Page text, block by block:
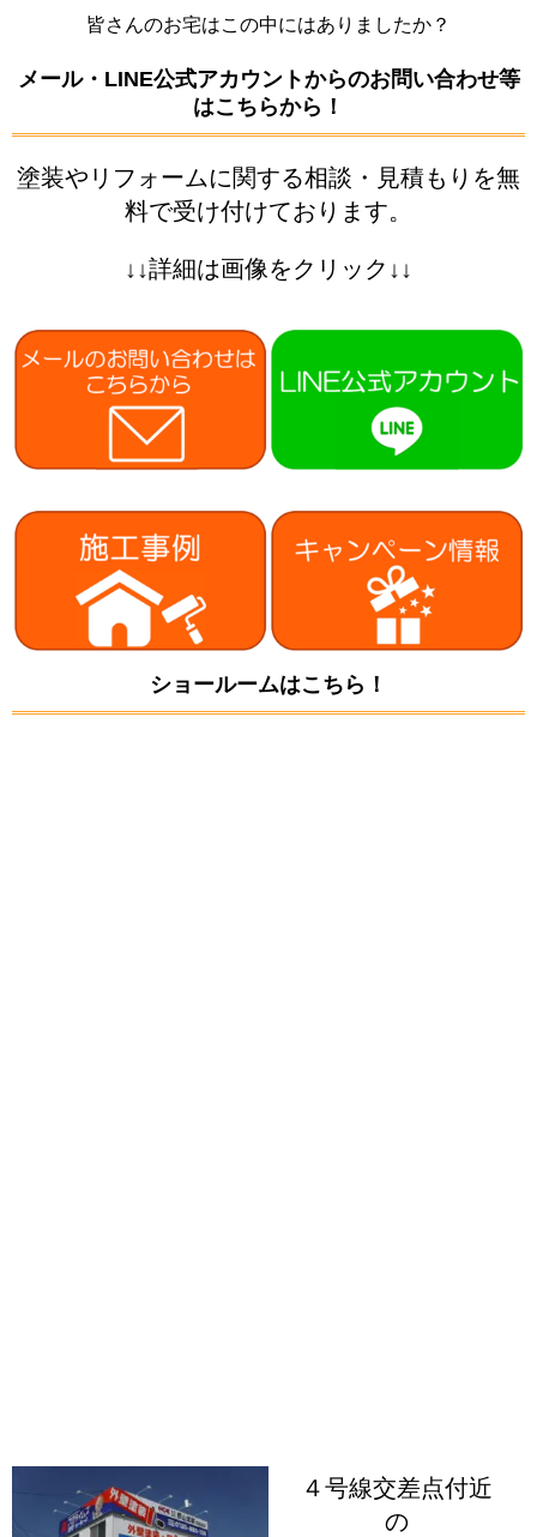
皆さんのお宅はこの中にはありましたか？
メール・LINE公式アカウントからのお問い合わせ等
はこちらから！
塗装やリフォームに関する相談・見積もりを無
料で受け付けております。
↓↓詳細は画像をクリック↓↓
ショールームはこちら！
４号線交差点付近
の